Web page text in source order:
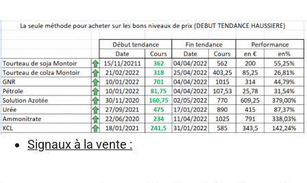
Signaux à la vente :